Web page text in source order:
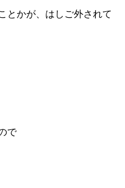
とかが、はしご外されて
で